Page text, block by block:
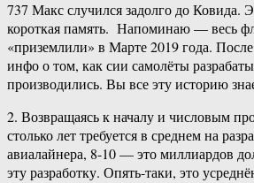
737 Макс случился задолго до Ковида.
короткая память. Напоминаю — весь
«приземлили» в Марте 2019 года.
инфо о том, как сии самолёты
производились. Вы все эту историю
2. Возвращаясь к началу и числовым
столько лет требуется в среднем на
авиалайнера, 8-10 — это миллиардов
эту разработку. Опять-​таки, это